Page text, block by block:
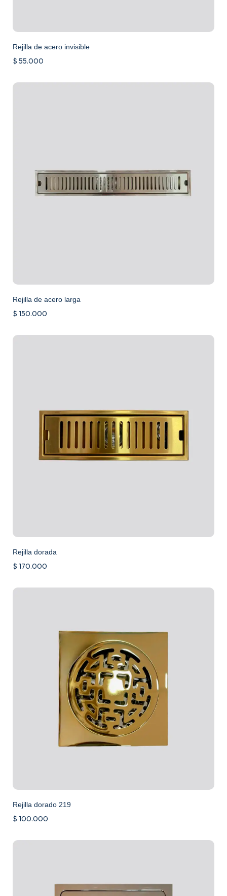
Rejilla de acero invisible
$ 55.000
Rejilla de acero larga
$ 150.000
Rejilla dorada
$ 170.000
Rejilla dorado 219
$ 100.000